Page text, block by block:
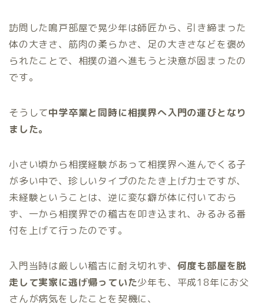
訪問した鳴戸部屋で晃少年は師匠から、引き締まった
体の大きさ、筋肉の柔らかさ、足の大きさなどを褒め
られたことで、相撲の道へ進もうと決意が固まったの
です。
そうして中学卒業と同時に相撲界へ入門の運びとなり
ました。
小さい頃から相撲経験があって相撲界へ進んでくる子
が多い中で、珍しいタイプのたたき上げ力士ですが、
未経験ということは、逆に変な癖が体に付いておら
ず、一から相撲界での稽古を叩き込まれ、みるみる番
付を上げて行ったのです。
入門当時は厳しい稽古に耐え切れず、 何度も部屋を脱
走して実家に逃げ帰っていた少年も、平成18年にお父
さんが病気をしたことを契機に、